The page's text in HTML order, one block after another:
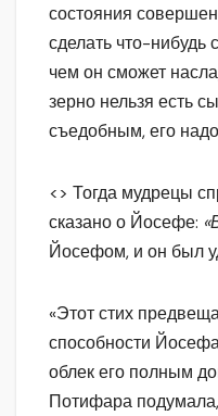
состояния
сделать что-нибудь
чем он сможет
зерно нельзя есть
съедобным, его
<> Тогда мудрецы
сказано о Йосефе:
Йосефом, и он был
«Этот стих
способности
облек его полным
Потифара